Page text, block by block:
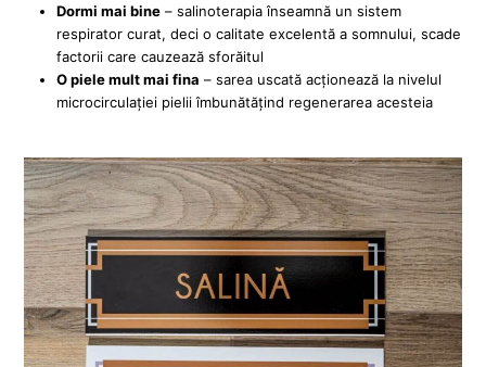
Dormi mai bine – salinoterapia înseamnă un sistem
respirator curat, deci o calitate excelentă a somnului, scade
factorii care cauzează sforăitul
O piele mult mai fina – sarea uscată acționează la nivelul
microcirculației pielii îmbunătățind regenerarea acesteia